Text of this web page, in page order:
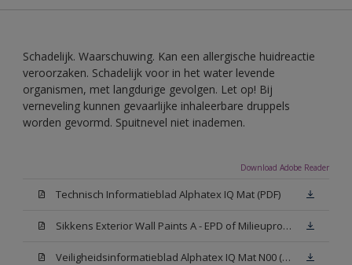
Schadelijk. Waarschuwing. Kan een allergische huidreactie
veroorzaken. Schadelijk voor in het water levende
organismen, met langdurige gevolgen. Let op! Bij
verneveling kunnen gevaarlijke inhaleerbare druppels
worden gevormd. Spuitnevel niet inademen.
Download Adobe Reader
Technisch Informatieblad Alphatex IQ Mat (PDF)
Sikkens Exterior Wall Paints A - EPD of Milieuproductverklaring
Veiligheidsinformatieblad Alphatex IQ Mat N00 (MSDS)